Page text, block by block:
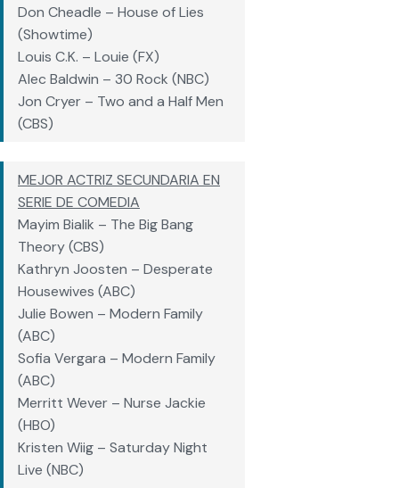
Don Cheadle – House of Lies
(Showtime)
Louis C.K. – Louie (FX)
Alec Baldwin – 30 Rock (NBC)
Jon Cryer – Two and a Half Men
(CBS)
MEJOR ACTRIZ SECUNDARIA EN
SERIE DE COMEDIA
Mayim Bialik – The Big Bang
Theory (CBS)
Kathryn Joosten – Desperate
Housewives (ABC)
Julie Bowen – Modern Family
(ABC)
Sofia Vergara – Modern Family
(ABC)
Merritt Wever – Nurse Jackie
(HBO)
Kristen Wiig – Saturday Night
Live (NBC)